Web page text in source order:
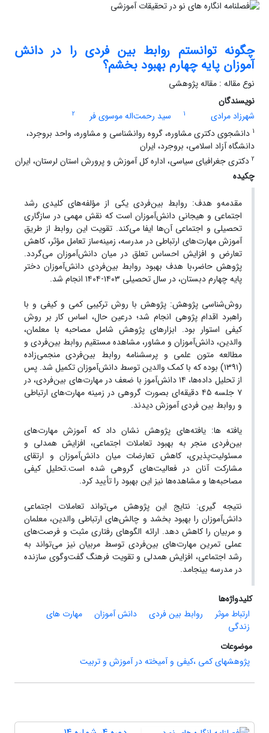
چگونه توانستم روابط بین فردی را در دانش
آموزان پایه چهارم بهبود بخشم؟
نوع مقاله : مقاله پژوهشی
نویسندگان
شهرزاد مرادی
1 سید رحمت‌اله موسوی فر
2
1 دانشجوی دکتری مشاوره، گروه روانشناسی و مشاوره، واحد بروجرد،
دانشگاه آزاد اسلامی، بروجرد، ایران
2 دکتری جغرافیای سیاسی، اداره کل آموزش و پرورش استان لرستان، ایران
چکیده
مقدمه‌و هدف: روابط بین‌فردی یکی از مؤلفه‌های کلیدی رشد
اجتماعی و هیجانی دانش‌آموزان است که نقش مهمی در سازگاری
تحصیلی و اجتماعی آن‌ها ایفا می‌کند. تقویت این روابط از طریق
آموزش مهارت‌های ارتباطی در مدرسه، زمینه‌ساز تعامل مؤثر، کاهش
تعارض و افزایش احساس تعلق در میان دانش‌آموزان می‌گردد.
پژوهش حاضر،با هدف بهبود روابط بین‌فردی دانش‌آموزان دختر
پایه چهارم دبستان، در سال تحصیلی ۱۴۰۳-۱۴۰۴ انجام شد.
روش‌شناسی پژوهش: پژوهش با روش ترکیبی کمی و کیفی و با
راهبرد اقدام پژوهی انجام شد؛ درعین حال، اساس کار بر روش
کیفی استوار بود. ابزارهای پژوهش شامل مصاحبه با معلمان،
والدین، دانش‌آموزان و مشاور، مشاهده مستقیم روابط بین‌فردی و
مطالعه متون علمی و پرسشنامه روابط بین‌فردی منجمی‌زاده
(۱۳۹۱) بوده که با کمک والدین توسط دانش‌آموزان تکمیل شد. پس
از تحلیل داده‌ها، ۱۴ دانش‌آموز با ضعف در مهارت‌های بین‌فردی، در
۷ جلسه ۴۵ دقیقه‌ای بصورت گروهی در زمینه مهارت‌های ارتباطی
و روابط بین فردی آموزش دیدند.
یافته ها: یافته‌های پژوهش نشان داد که آموزش مهارت‌های
بین‌فردی منجر به بهبود تعاملات اجتماعی، افزایش همدلی و
مسئولیت‌پذیری، کاهش تعارضات میان دانش‌آموزان و ارتقای
مشارکت آنان در فعالیت‌های گروهی شده است.تحلیل کیفی
مصاحبه‌ها و مشاهده‌ها نیز این بهبود را تأیید کرد.
نتیجه گیری: نتایج این پژوهش می‌تواند تعاملات اجتماعی
دانش‌آموزان را بهبود بخشد و چالش‌های ارتباطی والدین، معلمان
و مربیان را کاهش دهد. ارائه الگوهای رفتاری مثبت و فرصت‌های
عملی تمرین مهارت‌های بین‌فردی توسط مربیان نیز می‌تواند به
رشد اجتماعی، افزایش همدلی و تقویت فرهنگ گفت‌وگوی سازنده
در مدرسه بینجامد.
کلیدواژه‌ها
ارتباط موثر
روابط بین فردی دانش آموزان
مهارت های
زندگی
موضوعات
پژوهشهای کمی ،کیفی و آمیخته در آموزش و تربیت